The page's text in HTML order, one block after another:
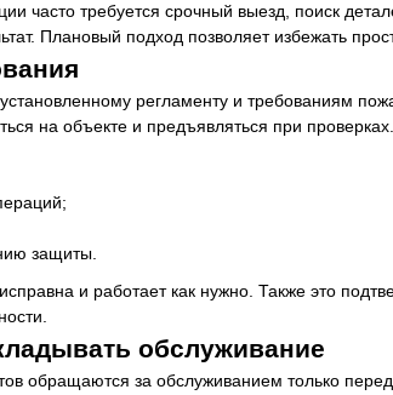
часто требуется срочный выезд, поиск
Плановый подход позволяет избежать
регламенту и требованиям
на объекте и предъявляться при проверках.
защиты.
и работает как нужно. Также это
обслуживание
обращаются за обслуживанием только